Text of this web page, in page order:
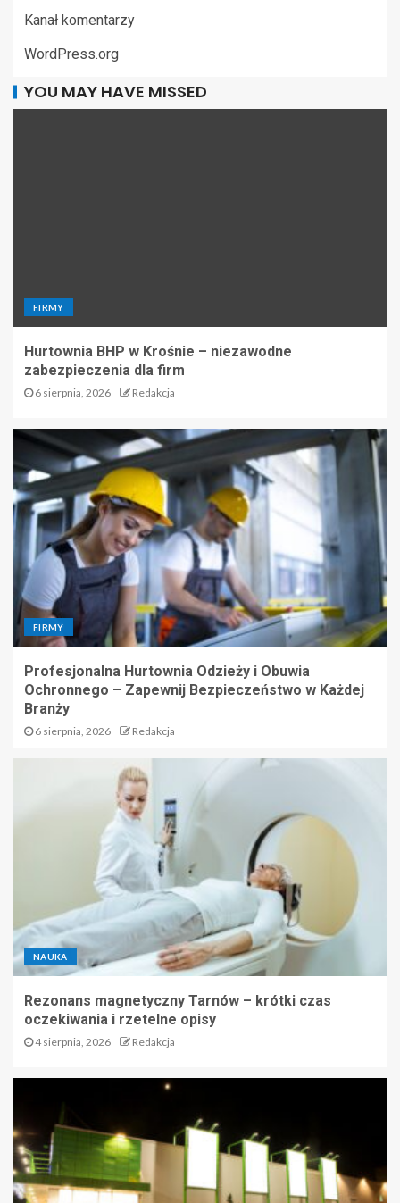
Kanał komentarzy
WordPress.org
YOU MAY HAVE MISSED
FIRMY
Hurtownia BHP w Krośnie – niezawodne
zabezpieczenia dla firm
6 sierpnia, 2026 Redakcja
FIRMY
Profesjonalna Hurtownia Odzieży i Obuwia
Ochronnego – Zapewnij Bezpieczeństwo w Każdej
Branży
6 sierpnia, 2026 Redakcja
NAUKA
Rezonans magnetyczny Tarnów – krótki czas
oczekiwania i rzetelne opisy
4 sierpnia, 2026 Redakcja